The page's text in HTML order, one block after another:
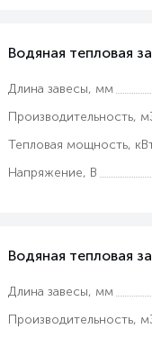
Водяная тепловая
Длина завесы, мм
Производительность,
Тепловая мощность,
Напряжение, В
Водяная тепловая
Длина завесы, мм
Производительность,